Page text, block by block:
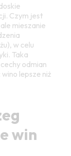
Czym jest
mieszanie
w celu
Taka
odmian
lepsze niż
win